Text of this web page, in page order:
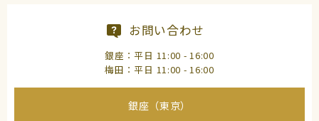
お問い合わせ
銀座：平日 11:00 - 16:00
梅田：平日 11:00 - 16:00
銀座（東京）